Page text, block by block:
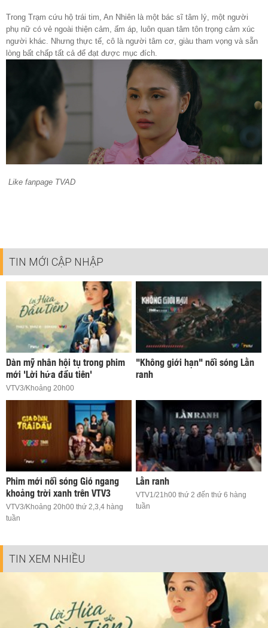
Trong Trạm cứu hộ trái tim, An Nhiên là một bác sĩ tâm lý, một người
phụ nữ có vẻ ngoài thiện cảm, ấm áp, luôn quan tâm tôn trọng cảm xúc
người khác. Nhưng thực tế, cô là người tâm cơ, giàu tham vọng và sẵn
lòng bất chấp tất cả để đạt được mục đích.
Like fanpage TVAD
TIN MỚI CẬP NHẬP
Dàn mỹ nhân hội tụ trong phim
mới 'Lời hứa đầu tiên'
VTV3/Khoảng 20h00
"Không giới hạn" nối sóng Lằn
ranh
Phim mới nối sóng Gió ngang
khoảng trời xanh trên VTV3
VTV3/Khoảng 20h00 thứ 2,3,4 hàng
tuần
Lằn ranh
VTV1/21h00 thứ 2 đến thứ 6 hàng
tuần
TIN XEM NHIỀU